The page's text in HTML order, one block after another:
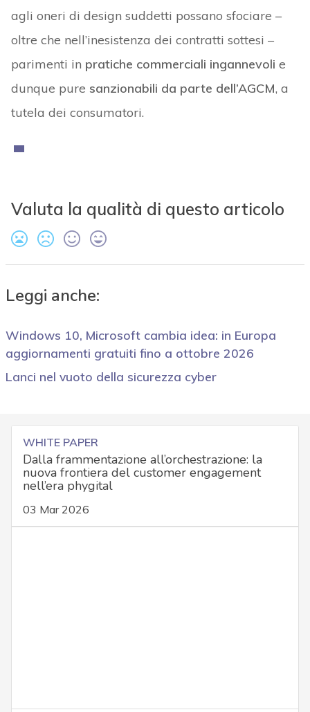
agli oneri di design suddetti possano sfociare –
oltre che nell’inesistenza dei contratti sottesi –
parimenti in pratiche commerciali ingannevoli e
dunque pure sanzionabili da parte dell’AGCM, a
tutela dei consumatori.
Valuta la qualità di questo articolo
Leggi anche:
Windows 10, Microsoft cambia idea: in Europa
aggiornamenti gratuiti fino a ottobre 2026
Lanci nel vuoto della sicurezza cyber
WHITE PAPER
Dalla frammentazione all’orchestrazione: la
nuova frontiera del customer engagement
nell’era phygital
03 Mar 2026